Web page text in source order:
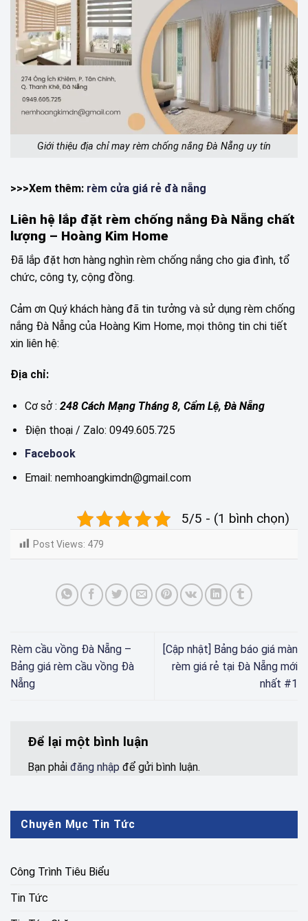
Giới thiệu địa chỉ may rèm chống nắng Đà Nẵng uy tín
>>>Xem thêm: rèm cửa giá rẻ đà nẵng
Liên hệ lắp đặt rèm chống nắng Đà Nẵng chất
lượng – Hoàng Kim Home
Đã lắp đặt hơn hàng nghìn rèm chống nắng cho gia đình, tổ
chức, công ty, cộng đồng.
Cảm ơn Quý khách hàng đã tin tưởng và sử dụng rèm chống
nắng Đà Nẵng của Hoàng Kim Home, mọi thông tin chi tiết
xin liên hệ:
Địa chỉ:
Cơ sở : 248 Cách Mạng Tháng 8, Cẩm Lệ, Đà Nẵng
Điện thoại / Zalo: 0949.605.725
Facebook
Email: nemhoangkimdn@gmail.com
5/5 - (1 bình chọn)
Post Views: 479
Rèm cầu vồng Đà Nẵng –
Bảng giá rèm cầu vồng Đà
Nẵng
[Cập nhật] Bảng báo giá màn
rèm giá rẻ tại Đà Nẵng mới
nhất #1
Để lại một bình luận
Bạn phải đăng nhập để gửi bình luận.
Chuyên Mục Tin Tức
Công Trình Tiêu Biểu
Tin Tức